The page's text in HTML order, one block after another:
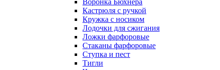
Воронка Бюхнера
Кастрюля с ручкой
Кружка с носиком
Лодочки для сжигания
Ложки фарфоровые
Стаканы фарфоровые
Ступка и пест
Тигли